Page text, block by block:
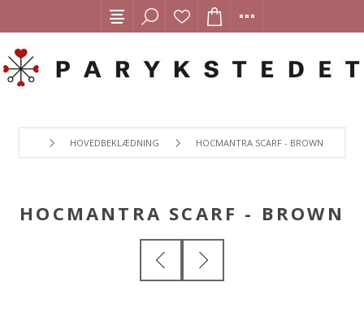
HOVEDBEKLÆDNING HOCMANTRA SCARF - BROWN
HOCMANTRA SCARF - BROWN